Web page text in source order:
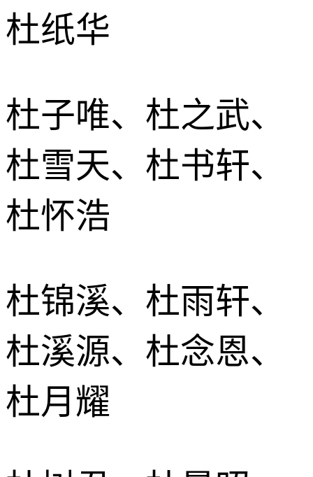
杜纸华
杜子唯、杜之武、
杜雪天、杜书轩、
杜怀浩
杜锦溪、杜雨轩、
杜溪源、杜念恩、
杜月耀